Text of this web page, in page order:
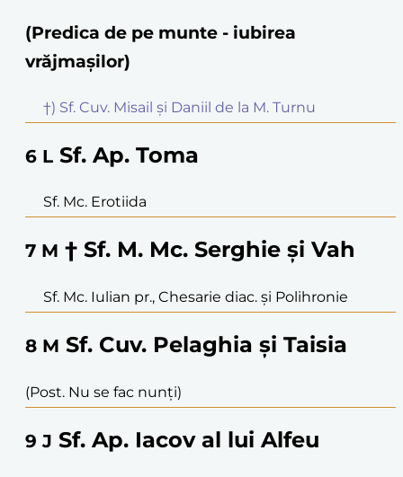
(Predica de pe munte - iubirea
vrăjmașilor)
†) Sf. Cuv. Misail și Daniil de la M. Turnu
6 L Sf. Ap. Toma
Sf. Mc. Erotiida
7 M † Sf. M. Mc. Serghie și Vah
Sf. Mc. Iulian pr., Chesarie diac. și Polihronie
8 M Sf. Cuv. Pelaghia și Taisia
(Post. Nu se fac nunți)
9 J Sf. Ap. Iacov al lui Alfeu